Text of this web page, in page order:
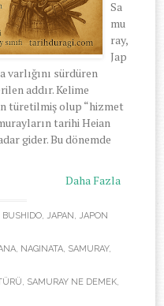
Sa
mu
ray,
Jap
varlığını sürdüren
addır. Kelime
türetilmiş olup “hizmet
tarihi Heian
gider. Bu dönemde
Daha Fazla
BUSHIDO, JAPAN , JAPON
, NAGINATA, SAMURAY,
, SAMURAY NE DEMEK,